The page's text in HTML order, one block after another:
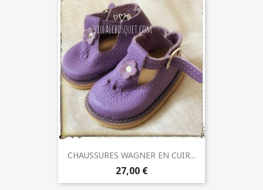
CHAUSSURES WAGNER EN CUIR...
27,00 €